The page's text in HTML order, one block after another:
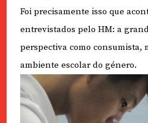
Foi precisamente isso que
entrevistados pelo HM: a
perspectiva como consumista,
ambiente escolar do género.